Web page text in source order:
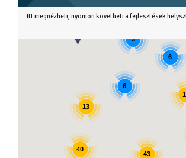
Itt megnézheti, nyomon követheti a fejlesztések
40
43
6
13
6
3